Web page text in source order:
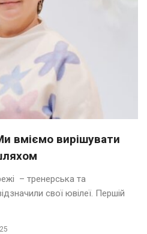
вміємо вирішувати
– тренерська та
свої ювілеї. Першій